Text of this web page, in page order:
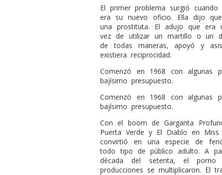
El primer problema surgió
era su nuevo oficio. Ella dijo
una prostituta. El adujo que
vez de utilizar un martillo o un
de todas maneras, apoyó y
existiera reciprocidad.
Comenzó en 1968 con algunas
bajísimo presupuesto.
Comenzó en 1968 con algunas
bajísimo presupuesto.
Con el boom de Garganta
Puerta Verde y El Diablo en
convirtió en una especie de
todo tipo de público adulto. A
década del setenta, el
producciones se multiplicaron. El